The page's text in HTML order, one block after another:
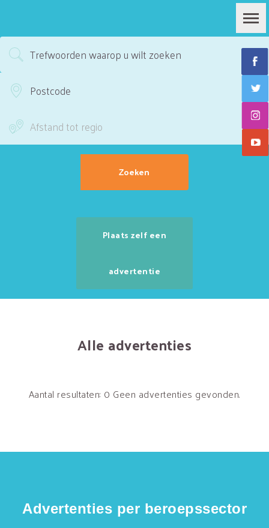
Plaats zelf een
advertentie
Alle advertenties
Aantal resultaten: 0 Geen advertenties gevonden.
Advertenties per beroepssector